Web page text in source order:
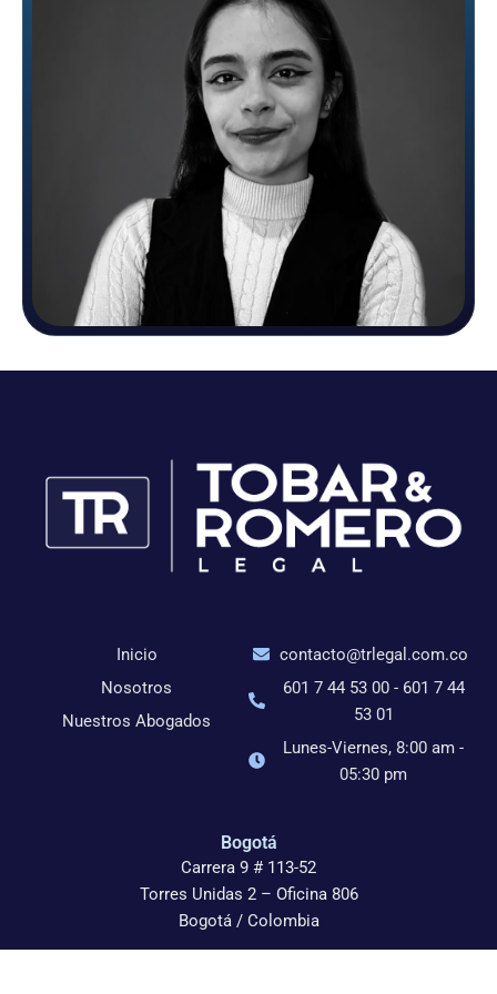
Inicio
Nosotros
Nuestros Abogados
contacto@trlegal.com.co
601 7 44 53 00 - 601 7 44
53 01
Lunes-Viernes, 8:00 am -
05:30 pm
Bogotá
Carrera 9 # 113-52
Torres Unidas 2 – Oficina 806
Bogotá / Colombia